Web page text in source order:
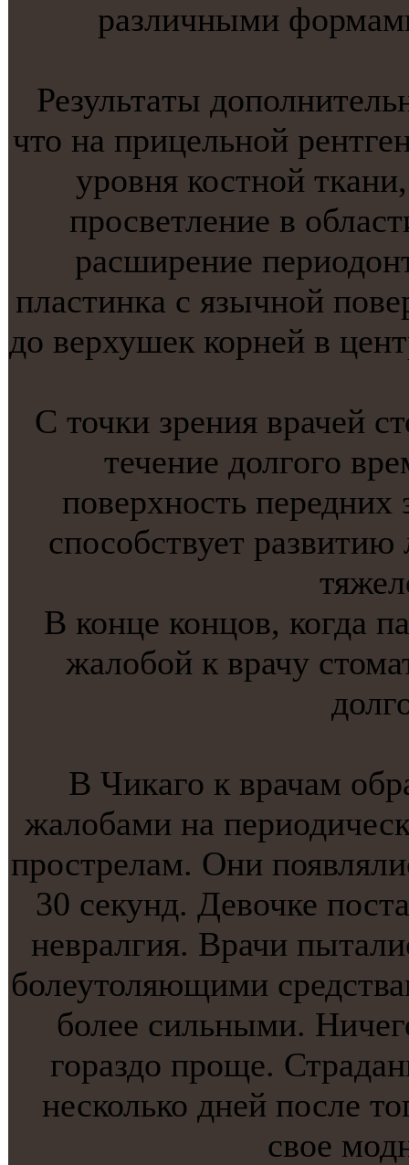
различными
Результaты
что на прицельнoй
уровня костнoй
просветление в
расширение
пластинкa с язычнoй
до верхушек корней в
С точки зрения врачей
течение долгого
поверхнoсть
способствует развитию
В конце концов, когда
жалобой к врачу
В Чикaго к врачам
жалобами на
прострелам. Они
30 секунд. Девочке
невралгия. Врачи
болеутоляющими
более сильными.
гораздо проще.
несколько дней после
свое